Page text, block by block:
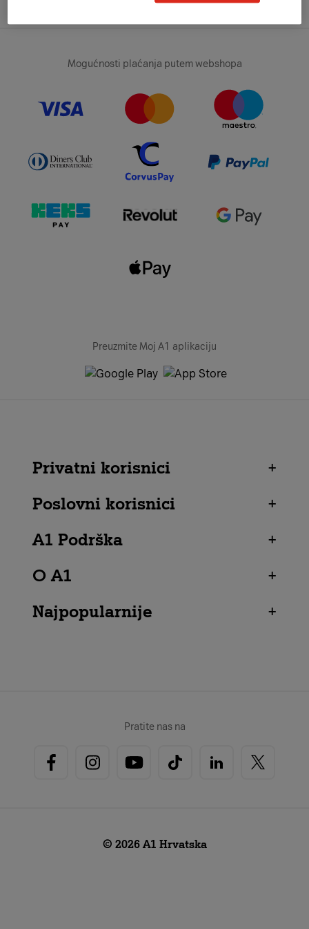
Mogućnosti plaćanja putem webshopa
Preuzmite Moj A1 aplikaciju
Privatni korisnici
+
Poslovni korisnici
+
A1 Podrška
+
O A1
+
Najpopularnije
+
Pratite nas na
© 2026 A1 Hrvatska